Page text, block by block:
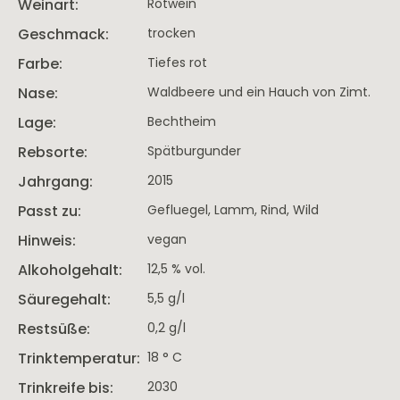
Portwein
Saisonales
Spargelweine
Sommerweine
Festtagsweine
Weinart: Rotwein
Geschmack: trocken
Farbe: Tiefes rot
Nase: Waldbeere und ein Hauch von Zimt.
Lage: Bechtheim
Rebsorte: Spätburgunder
Jahrgang: 2015
Passt zu: Gefluegel, Lamm, Rind, Wild
Hinweis: vegan
Alkoholgehalt: 12,5 % vol.
Säuregehalt: 5,5 g/l
Restsüße: 0,2 g/l
Trinktemperatur: 18 ° C
Trinkreife bis: 2030